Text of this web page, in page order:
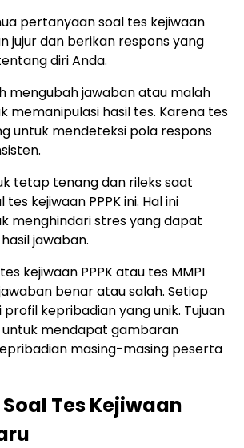
pertanyaan soal tes kejiwaan
jujur dan berikan respons yang
diri Anda.
mengubah jawaban atau malah
memanipulasi hasil tes. Karena tes
untuk mendeteksi pola respons
tetap tenang dan rileks saat
kejiwaan PPPK ini. Hal ini
menghindari stres yang dapat
jawaban.
kejiwaan PPPK atau tes MMPI
benar atau salah. Setiap
kepribadian yang unik. Tujuan
untuk mendapat gambaran
masing-masing peserta
Tes Kejiwaan